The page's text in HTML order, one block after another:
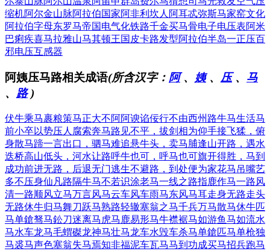
缩机阿尔金山脉阿拉伯国家阿非利坎人 阿耳忒弥斯马家窑文化
阿拉伯字母东罗马帝国电气化铁路千金买马骨电子电压表阿米
巴痢疾喜马拉雅山马其顿王国 皮卡路发型阿拉伯半岛一正压百
邪电压互感器
阿姨压马路相关成语(所含汉字： 阿、 姨、 压、 马
、 路)
伏牛乘马裹粮策马正大不阿阿谀谄佞行不由西州路牛马生活马
前小卒以势压人 腐索奔马路见不平，拔剑相为仰手接飞猱，俯
身散马蹄一言出口，驷马难追悬牛头，卖马脯逢山开路，遇水
迭桥高山低头，河水让路呼牛也可，呼马也可旗开得胜，马到
成功前进无路，后退无门逃生不避路，到处便为家花马吊嘴艺
多不压身仙凡路隔牛马不若识涂老马一线之路指鹿作马一路风
清一路顺风立马万言风马云车风车雨马东风马耳走身无路走头
无路休牛归马舞刀跃马熟路轻辙塞翁之马千兵万马散马休牛匹
马单鎗驽马鈆刀迷离马虎马鹿易形马牛襟裾马如游鱼马如流水
马水车龙马毛蝟磔龙神马壮马龙车水毁车杀马单鎗匹马单枪独
马裘马声色塞翁失马焉知非福泥车瓦马马到功成买马招兵跑马